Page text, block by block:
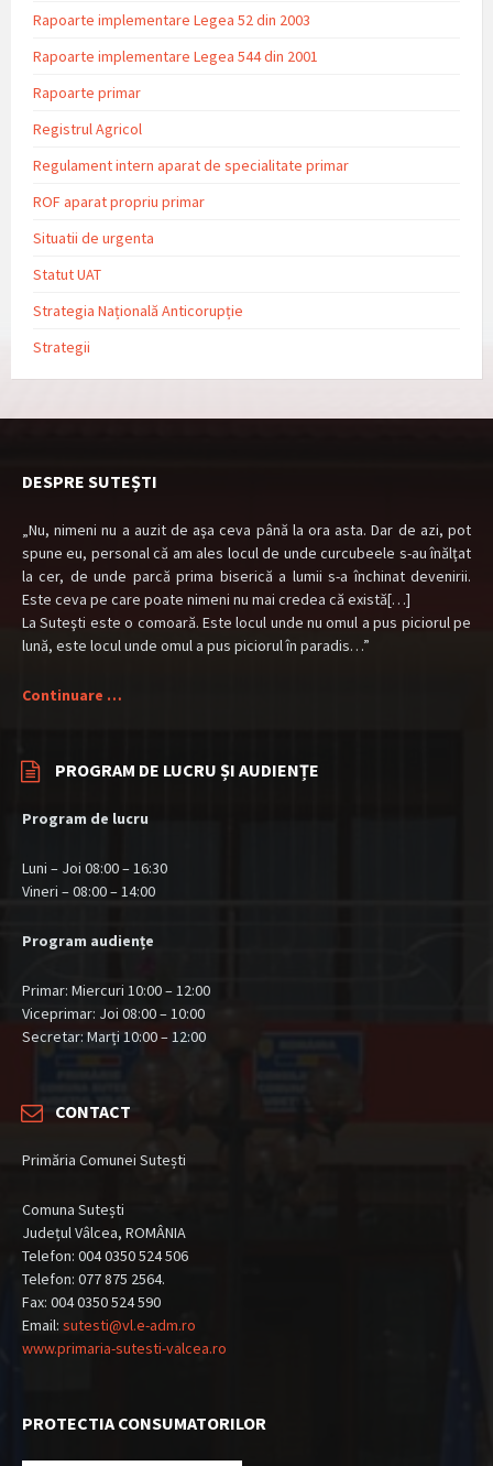
Rapoarte implementare Legea 52 din 2003
Rapoarte implementare Legea 544 din 2001
Rapoarte primar
Registrul Agricol
Regulament intern aparat de specialitate primar
ROF aparat propriu primar
Situatii de urgenta
Statut UAT
Strategia Națională Anticorupție
Strategii
DESPRE SUTEȘTI
„Nu, nimeni nu a auzit de aşa ceva până la ora asta. Dar de azi, pot
spune eu, personal că am ales locul de unde curcubeele s-au înălţat
la cer, de unde parcă prima biserică a lumii s-a închinat devenirii.
Este ceva pe care poate nimeni nu mai credea că există[…]
La Suteşti este o comoară. Este locul unde nu omul a pus piciorul pe
lună, este locul unde omul a pus piciorul în paradis…”
Continuare …
PROGRAM DE LUCRU ȘI AUDIENȚE
Program de lucru
Luni – Joi 08:00 – 16:30
Vineri – 08:00 – 14:00
Program audiențe
Primar: Miercuri 10:00 – 12:00
Viceprimar: Joi 08:00 – 10:00
Secretar: Marți 10:00 – 12:00
CONTACT
Primăria Comunei Sutești
Comuna Sutești
Județul Vâlcea, ROMÂNIA
Telefon: 004 0350 524 506
Telefon: 077 875 2564.
Fax: 004 0350 524 590
Email: sutesti@vl.e-adm.ro
www.primaria-sutesti-valcea.ro
PROTECTIA CONSUMATORILOR